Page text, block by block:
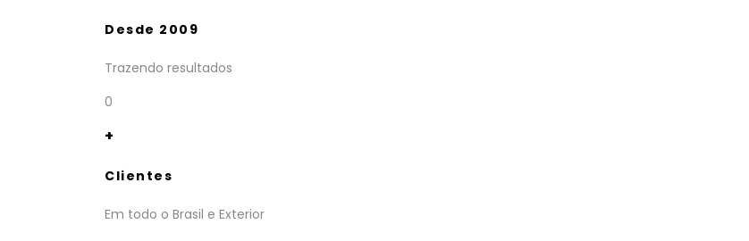
Desde 2009
Trazendo resultados
0
+
Clientes
Em todo o Brasil e Exterior